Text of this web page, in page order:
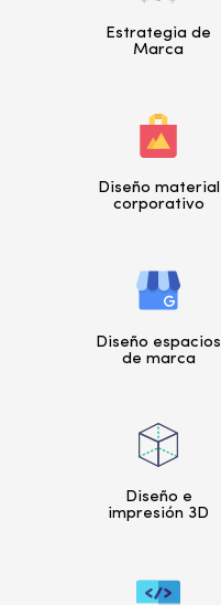
Estrategia de
Marca
Diseño material
corporativo
Diseño espacios
de marca
Diseño e
impresión 3D